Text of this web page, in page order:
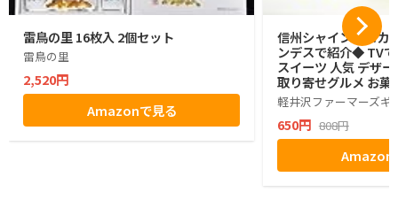
雷鳥の里 16枚入 2個セット
雷鳥の里
2,520円
Amazonで見る
信州シャインマスカ
ンデスで紹介◆ TV
スイーツ 人気 デザ
取り寄せグルメ お菓
グミ ぶどう シャイ
ゼント ギフト お土
小分け ばらまき バ
生活 ハロウィン 母
お返し かわいい き
マーズギフト
軽井沢ファーマーズギ
650円 808円
Amazon